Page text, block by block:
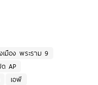
เมือง พระราม 9
AP
เอพี